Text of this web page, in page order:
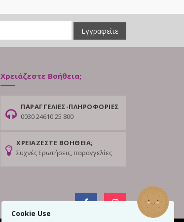
Cookie Use
Εγγραφείτε
Χρειάζεστε Βοήθεια;
ΠΑΡΑΓΓΕΛΙΕΣ-ΠΛΗΡΟΦΟΡΙΕΣ
0030 24610 25 800
ΧΡΕΙΑΖΕΣΤΕ ΒΟΗΘΕΙΑ;
Συχνές Ερωτήσεις, παραγγελίες